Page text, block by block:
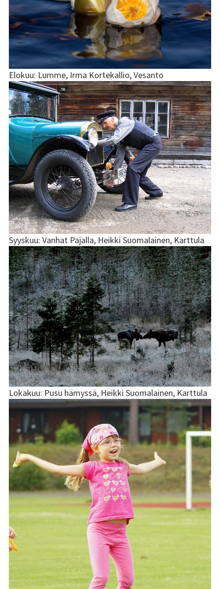
Elokuu: Lumme, Irma Kortekallio, Vesanto
Syyskuu: Vanhat Pajalla, Heikki Suomalainen, Karttula
Lokakuu: Pusu hämyssä, Heikki Suomalainen, Karttula